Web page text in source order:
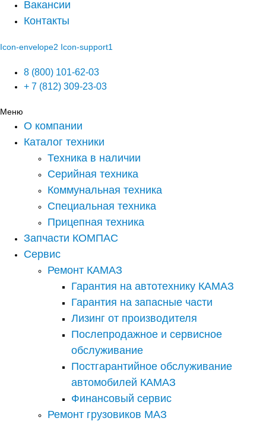
Вакансии
Контакты
Icon-envelope2 Icon-support1
8 (800) 101-62-03
+ 7 (812) 309-23-03
Меню
О компании
Каталог техники
Техника в наличии
Серийная техника
Коммунальная техника
Специальная техника
Прицепная техника
Запчасти КОМПАС
Сервис
Ремонт КАМАЗ
Гарантия на автотехнику КАМАЗ
Гарантия на запасные части
Лизинг от производителя
Послепродажное и сервисное
обслуживание
Постгарантийное обслуживание
автомобилей КАМАЗ
Финансовый сервис
Ремонт грузовиков МАЗ